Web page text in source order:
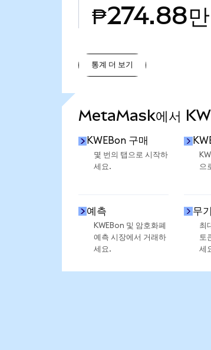
₱274.88만
통계 더 보기
MetaMask에서
KWEBon 구매
몇 번의 탭으로 시작하
세요.
으
예측
KWEBon 및 암호화폐
예측 시장에서 거래하
세요.
무
최
토
세